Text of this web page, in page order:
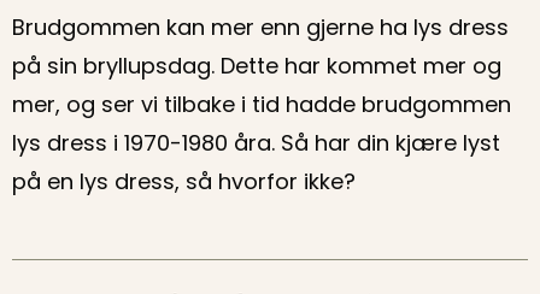
Brudgommen kan mer enn gjerne ha lys dress
på sin bryllupsdag. Dette har kommet mer og
mer, og ser vi tilbake i tid hadde brudgommen
lys dress i 1970-1980 åra. Så har din kjære lyst
på en lys dress, så hvorfor ikke?